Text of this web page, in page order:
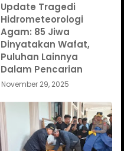
Update Tragedi
Hidrometeorologi
Agam: 85 Jiwa
Dinyatakan Wafat,
Puluhan Lainnya
Dalam Pencarian
November 29, 2025